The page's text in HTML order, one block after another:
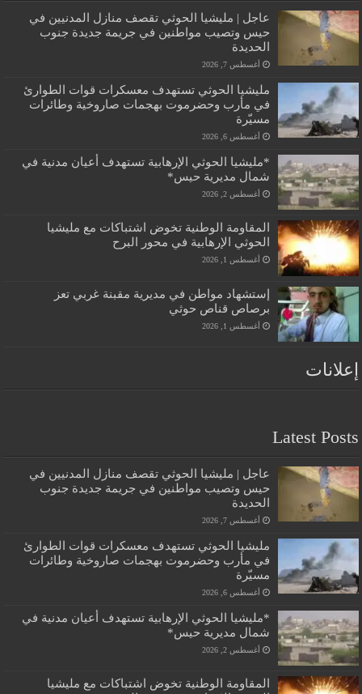
عاجل | مليشيا الحوثي تقصف منازل المدنيين في
حيس وتصيب مواطنين في جريمة جديدة جنوب
الحديدة
أغسطس 7, 2026
مليشيا الحوثي تستهدف معسكرات قوات الطوارئ
في مأرب وحضرموت بهجمات صاروخية وطائرات
مسيّرة
أغسطس 6, 2026
*مليشيا الحوثي الإرهابية تستهدف أعيان مدنية في
شمال مديرية حيس*
أغسطس 2, 2026
المقاومة الوطنية تخوض اشتباكات مع مليشيا
الحوثي الإرهابية في محور البرح
أغسطس 1, 2026
إستشهاد مواطن في مديرية مقبنة غربي تعز
برصاص قناص حوثي
أغسطس 1, 2026
إعلانات
Latest Posts
عاجل | مليشيا الحوثي تقصف منازل المدنيين في
حيس وتصيب مواطنين في جريمة جديدة جنوب
الحديدة
أغسطس 7, 2026
مليشيا الحوثي تستهدف معسكرات قوات الطوارئ
في مأرب وحضرموت بهجمات صاروخية وطائرات
مسيّرة
أغسطس 6, 2026
*مليشيا الحوثي الإرهابية تستهدف أعيان مدنية في
شمال مديرية حيس*
أغسطس 2, 2026
المقاومة الوطنية تخوض اشتباكات مع مليشيا